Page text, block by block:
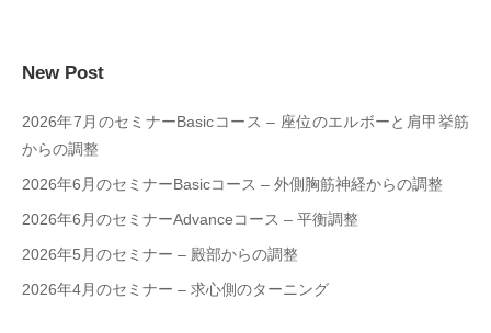
New Post
2026年7月のセミナーBasicコース – 座位のエルボーと肩甲挙筋
からの調整
2026年6月のセミナーBasicコース – 外側胸筋神経からの調整
2026年6月のセミナーAdvanceコース – 平衡調整
2026年5月のセミナー – 殿部からの調整
2026年4月のセミナー – 求心側のターニング